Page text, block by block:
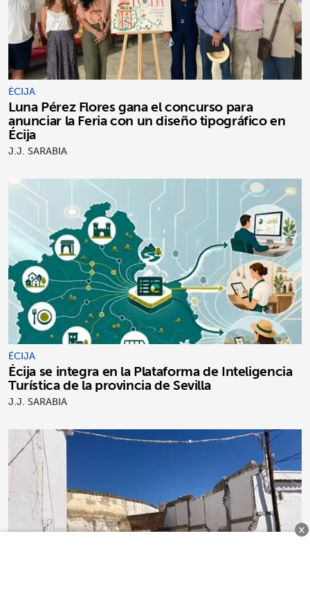
ÉCIJA
Luna Pérez Flores gana el concurso para
anunciar la Feria con un diseño tipográfico en
Écija
J.J. SARABIA
ÉCIJA
Écija se integra en la Plataforma de Inteligencia
Turística de la provincia de Sevilla
J.J. SARABIA
×